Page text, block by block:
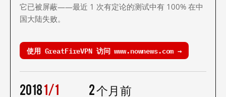
它已被屏蔽——最近 1 次有定论的测试中有 100% 在中
国大陆失败。
使用 GreatFireVPN 访问 www.nownews.com →
20181/1 2 个月前